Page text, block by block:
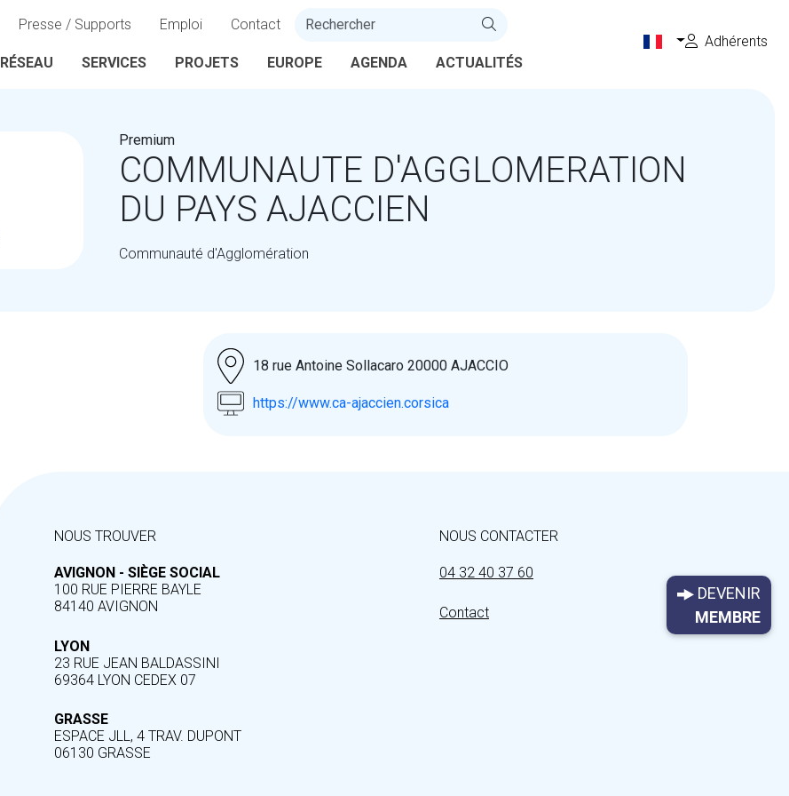
Presse / Supports Emploi Contact
RÉSEAU SERVICES PROJETS EUROPE AGENDA ACTUALITÉS
Adhérents
Premium
COMMUNAUTE D'AGGLOMERATION
DU PAYS AJACCIEN
Communauté d'Agglomération
18 rue Antoine Sollacaro 20000 AJACCIO
https://www.ca-ajaccien.corsica
DEVENIR
MEMBRE
NOUS TROUVER
AVIGNON - SIÈGE SOCIAL
100 RUE PIERRE BAYLE
84140 AVIGNON
LYON
23 RUE JEAN BALDASSINI
69364 LYON CEDEX 07
GRASSE
ESPACE JLL, 4 TRAV. DUPONT
06130 GRASSE
NOUS CONTACTER
04 32 40 37 60
Contact